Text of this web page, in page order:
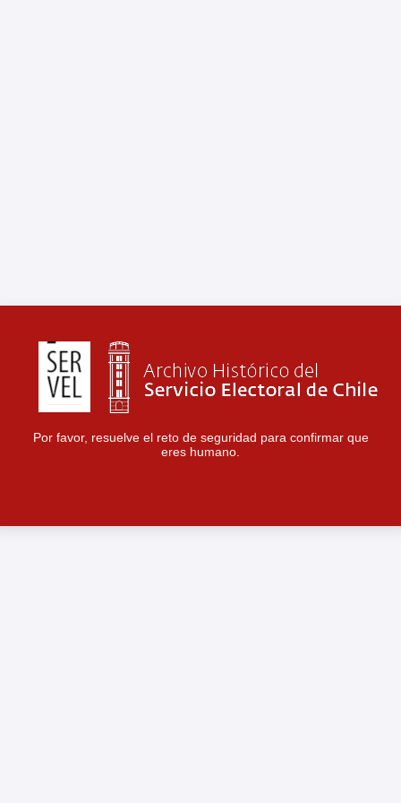
Por favor, resuelve el reto de seguridad para confirmar que
eres humano.